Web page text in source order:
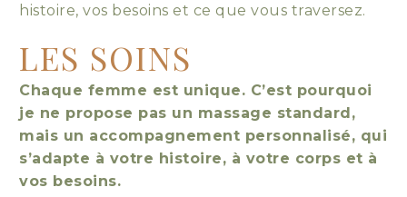
histoire, vos besoins et ce que vous traversez.
LES SOINS
Chaque femme est unique. C’est pourquoi
je ne propose pas un massage standard,
mais un accompagnement personnalisé, qui
s’adapte à votre histoire, à votre corps et à
vos besoins.